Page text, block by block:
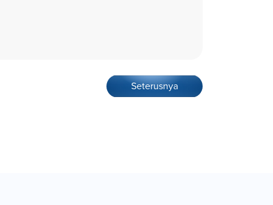
Seterusnya